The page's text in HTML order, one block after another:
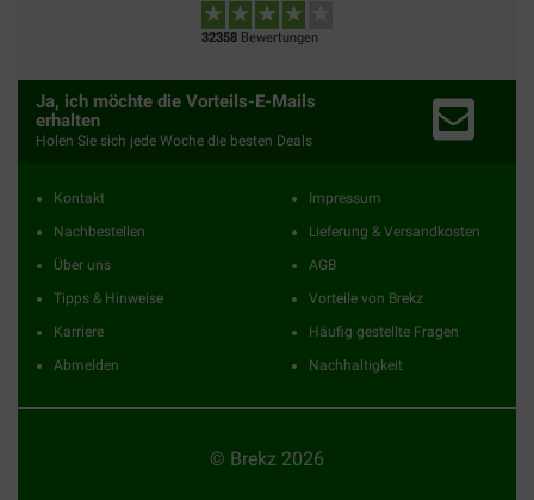
32358 Bewertungen
Ja, ich möchte die Vorteils-E-Mails
erhalten
Holen Sie sich jede Woche die besten Deals
Kontakt
Nachbestellen
Über uns
Tipps & Hinweise
Karriere
Abmelden
Impressum
Lieferung & Versandkosten
AGB
Vorteile von Brekz
Häufig gestellte Fragen
Nachhaltigkeit
© Brekz 2026